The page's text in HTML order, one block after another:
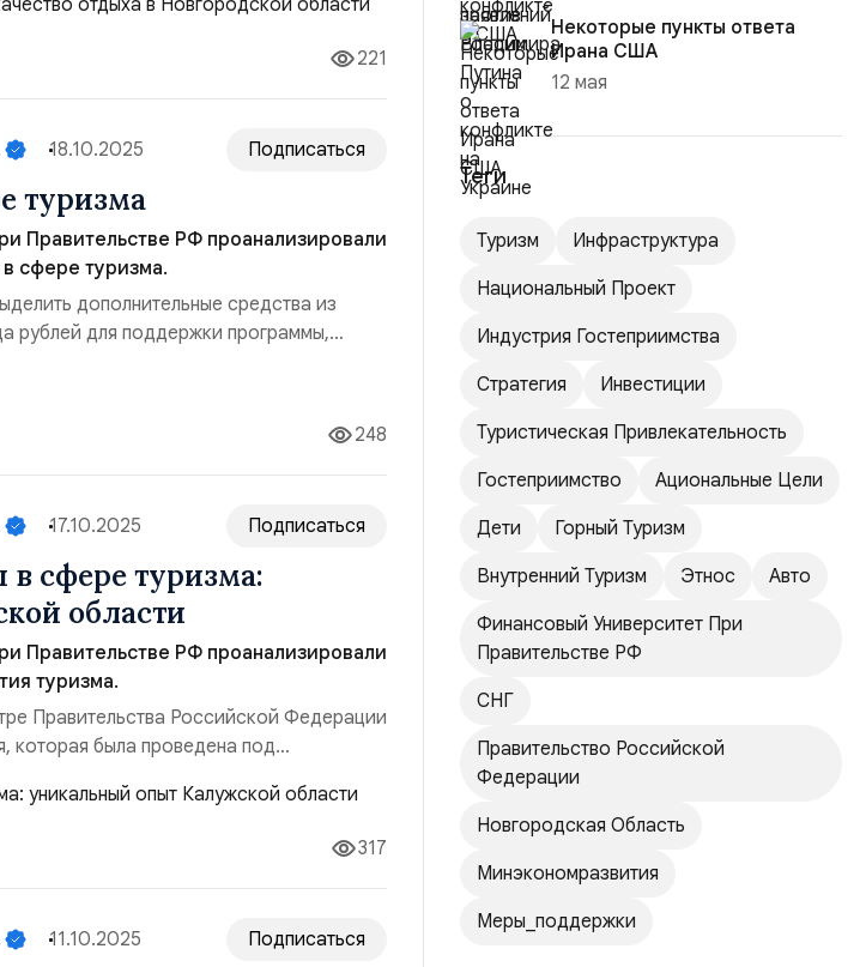
«Туризм и гостеприимство».
создани...
221
18.10.2025 Подписаться
туризма
Правительстве РФ проанализировали
сфере туризма.
дополнительные средства из
рублей для поддержки программы,
инвесторов. Эти инвестиции будут
развитию как внутреннего,
этом подписал П...
248
17.10.2025 Подписаться
сфере туризма:
области
Правительстве РФ проанализировали
туризма.
Правительства Российской Федерации
которая была проведена под
России Михаила Мишустина. В этом
председателя Правительства
развития Максим Решетн...
317
11.10.2025 Подписаться
Некоторые пункты ответа
Ирана США
12 мая
Теги
Туризм
Инфраструктура
Национальный Проект
Индустрия Гостеприимства
Стратегия
Инвестиции
Туристическая Привлекательность
Гостеприимство
Ациональные Цели
Дети
Горный Туризм
Внутренний Туризм
Этнос
Авто
Финансовый Университет При
Правительстве РФ
СНГ
Правительство Российской
Федерации
Новгородская Область
Минэкономразвития
Меры_поддержки